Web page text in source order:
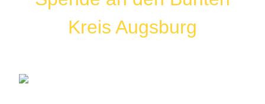
Kreis Augsburg